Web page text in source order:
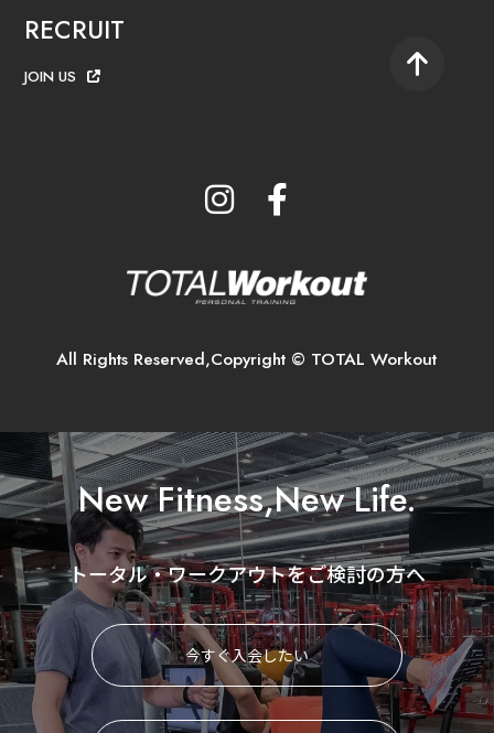
RECRUIT
JOIN US
All Rights Reserved,Copyright © TOTAL Workout
New Fitness,New Life.
トータル・ワークアウトをご検討の方へ
今すぐ入会したい